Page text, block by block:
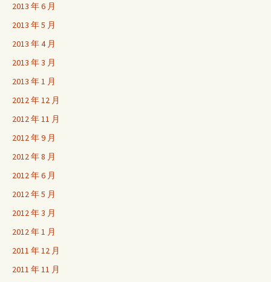
2013 年 6 月
2013 年 5 月
2013 年 4 月
2013 年 3 月
2013 年 1 月
2012 年 12 月
2012 年 11 月
2012 年 9 月
2012 年 8 月
2012 年 6 月
2012 年 5 月
2012 年 3 月
2012 年 1 月
2011 年 12 月
2011 年 11 月